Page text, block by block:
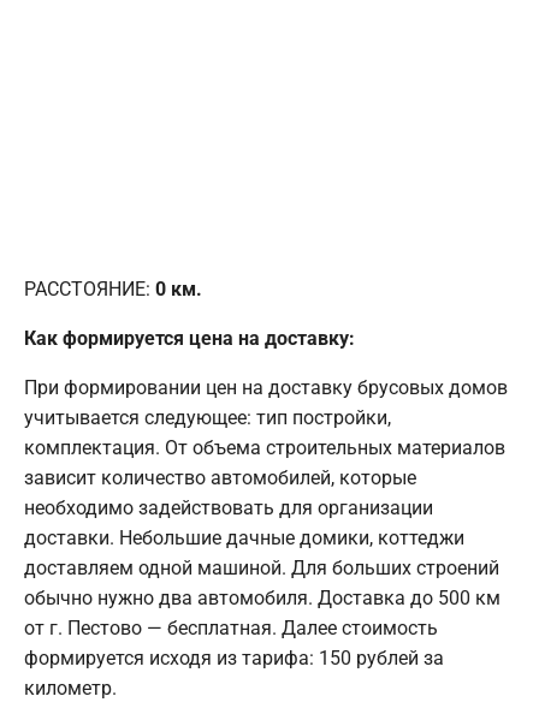
РАССТОЯНИЕ: 0 км.
Как формируется цена на доставку:
При формировании цен на доставку брусовых домов
учитывается следующее: тип постройки,
комплектация. От объема строительных материалов
зависит количество автомобилей, которые
необходимо задействовать для организации
доставки. Небольшие дачные домики, коттеджи
доставляем одной машиной. Для больших строений
обычно нужно два автомобиля. Доставка до 500 км
от г. Пестово — бесплатная. Далее стоимость
формируется исходя из тарифа: 150 рублей за
километр.